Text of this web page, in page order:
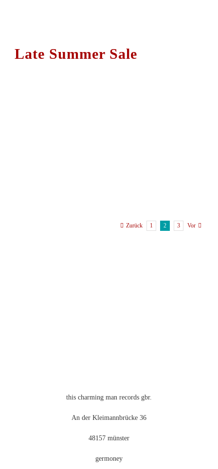
Late Summer Sale
Zurück 1 2 3 Vor
this charming man records gbr.
An der Kleimannbrücke 36
48157 münster
germoney